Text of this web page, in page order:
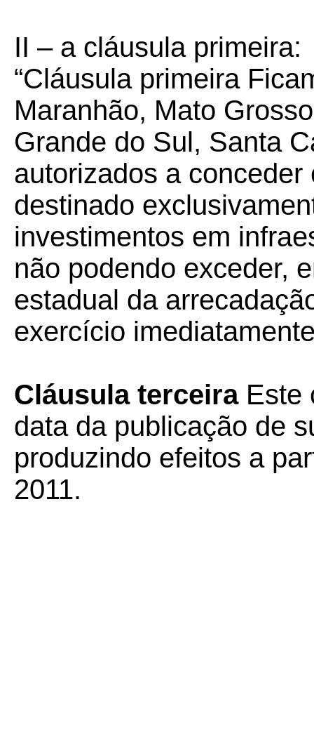
II – a cláusula primeira:
“Cláusula primeira
Maranhão, Mato
Grande do Sul, Santa
autorizados a
destinado
investimentos em
não podendo exceder,
estadual da
exercício
Cláusula terceiraEste
data da publicação de
produzindo efeitos a
2011.